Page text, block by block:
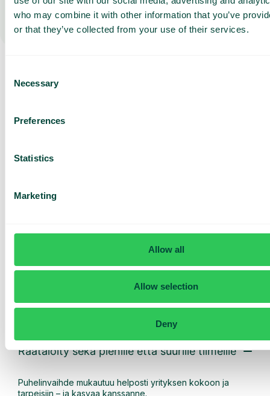
who may combine it with other information that you’ve
or that they’ve collected from your use of their services.
Selection
Necessary
Preferences
Statistics
Marketing
Allow all
Allow selection
Deny
Puhelinvaihde kaiken
kokoisille yrityksille
Räätälöity sekä pienille että suurille tiimeille
Puhelinvaihde mukautuu helposti yrityksen kokoon ja
tarpeisiin – ja kasvaa kanssanne.